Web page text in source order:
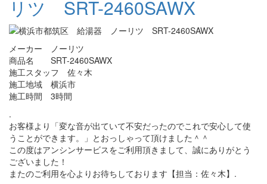
リツ SRT-2460SAWX
メーカー ノーリツ
商品名 SRT-2460SAWX
施工スタッフ 佐々木
施工地域 横浜市
施工時間 3時間
.
お客様より「変な音が出ていて不安だったのでこれで安心して使
うことができます。」とおっしゃって頂けました＾＾
この度はアンシンサービスをご利用頂きまして、誠にありがとう
ございました！
またのご利用を心よりお待ちしております【担当：佐々木】.